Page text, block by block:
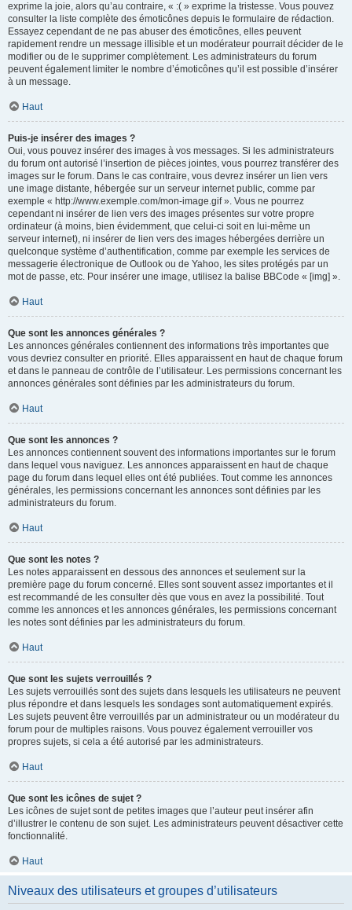
exprime la joie, alors qu’au contraire, « :( » exprime la tristesse. Vous pouvez
consulter la liste complète des émoticônes depuis le formulaire de rédaction.
Essayez cependant de ne pas abuser des émoticônes, elles peuvent
rapidement rendre un message illisible et un modérateur pourrait décider de le
modifier ou de le supprimer complètement. Les administrateurs du forum
peuvent également limiter le nombre d’émoticônes qu’il est possible d’insérer
à un message.
Haut
Puis-je insérer des images ?
Oui, vous pouvez insérer des images à vos messages. Si les administrateurs
du forum ont autorisé l’insertion de pièces jointes, vous pourrez transférer des
images sur le forum. Dans le cas contraire, vous devrez insérer un lien vers
une image distante, hébergée sur un serveur internet public, comme par
exemple « http://www.exemple.com/mon-image.gif ». Vous ne pourrez
cependant ni insérer de lien vers des images présentes sur votre propre
ordinateur (à moins, bien évidemment, que celui-ci soit en lui-même un
serveur internet), ni insérer de lien vers des images hébergées derrière un
quelconque système d’authentification, comme par exemple les services de
messagerie électronique de Outlook ou de Yahoo, les sites protégés par un
mot de passe, etc. Pour insérer une image, utilisez la balise BBCode « [img] ».
Haut
Que sont les annonces générales ?
Les annonces générales contiennent des informations très importantes que
vous devriez consulter en priorité. Elles apparaissent en haut de chaque forum
et dans le panneau de contrôle de l’utilisateur. Les permissions concernant les
annonces générales sont définies par les administrateurs du forum.
Haut
Que sont les annonces ?
Les annonces contiennent souvent des informations importantes sur le forum
dans lequel vous naviguez. Les annonces apparaissent en haut de chaque
page du forum dans lequel elles ont été publiées. Tout comme les annonces
générales, les permissions concernant les annonces sont définies par les
administrateurs du forum.
Haut
Que sont les notes ?
Les notes apparaissent en dessous des annonces et seulement sur la
première page du forum concerné. Elles sont souvent assez importantes et il
est recommandé de les consulter dès que vous en avez la possibilité. Tout
comme les annonces et les annonces générales, les permissions concernant
les notes sont définies par les administrateurs du forum.
Haut
Que sont les sujets verrouillés ?
Les sujets verrouillés sont des sujets dans lesquels les utilisateurs ne peuvent
plus répondre et dans lesquels les sondages sont automatiquement expirés.
Les sujets peuvent être verrouillés par un administrateur ou un modérateur du
forum pour de multiples raisons. Vous pouvez également verrouiller vos
propres sujets, si cela a été autorisé par les administrateurs.
Haut
Que sont les icônes de sujet ?
Les icônes de sujet sont de petites images que l’auteur peut insérer afin
d’illustrer le contenu de son sujet. Les administrateurs peuvent désactiver cette
fonctionnalité.
Haut
Niveaux des utilisateurs et groupes d’utilisateurs